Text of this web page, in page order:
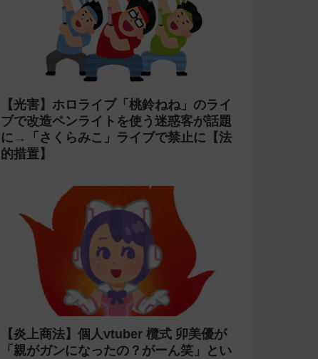
【光害】ホロライブ「桃鈴ねね」のライ
ブで改造ペンライトを使う迷惑客が話題
に→「さくらみこ」ライブで禁止に【法
的措置】
【炎上商法】個人vtuber 欖式 卯美優が
「親がガンになったの？がーん笑」とい